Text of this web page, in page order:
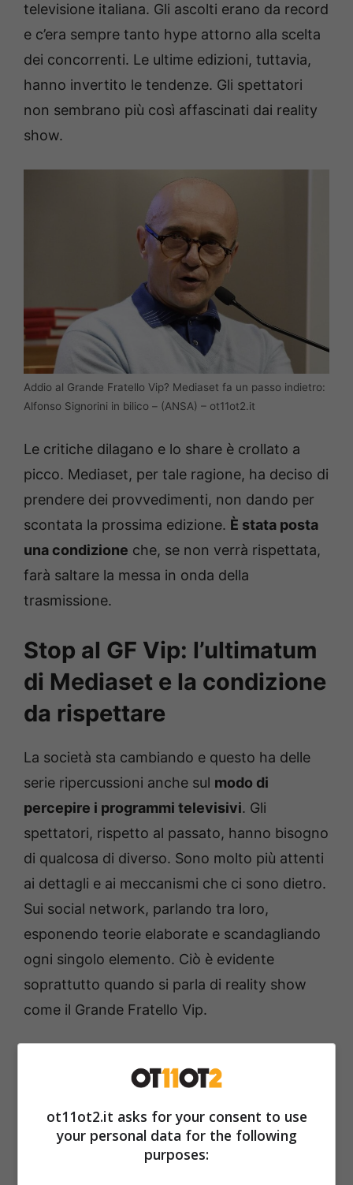
televisione italiana. Gli ascolti erano da record
e c’era sempre tanto hype attorno alla scelta
dei concorrenti. Le ultime edizioni, tuttavia,
hanno invertito le tendenze. Gli spettatori
non sembrano più così affascinati dai reality
show.
Addio al Grande Fratello Vip? Mediaset fa un passo indietro:
Alfonso Signorini in bilico – (ANSA) – ot11ot2.it
Le critiche dilagano e lo share è crollato a
picco. Mediaset, per tale ragione, ha deciso di
prendere dei provvedimenti, non dando per
scontata la prossima edizione. È stata posta
una condizione che, se non verrà rispettata,
farà saltare la messa in onda della
trasmissione.
Stop al GF Vip: l’ultimatum
di Mediaset e la condizione
da rispettare
La società sta cambiando e questo ha delle
serie ripercussioni anche sul modo di
percepire i programmi televisivi. Gli
spettatori, rispetto al passato, hanno bisogno
di qualcosa di diverso. Sono molto più attenti
ai dettagli e ai meccanismi che ci sono dietro.
Sui social network, parlando tra loro,
esponendo teorie elaborate e scandagliando
ogni singolo elemento. Ciò è evidente
soprattutto quando si parla di reality show
come il Grande Fratello Vip.
subito dopo la fine di quella Nip, ha subito
che Mediaset decida di mandarla in onda.
Durante la presentazione dei palinsesti
ot11ot2.it asks for your consent to use
your personal data for the following
purposes: